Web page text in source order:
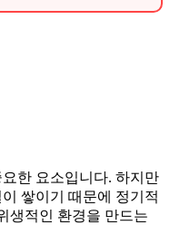
한 요소입니다. 하지만
쌓이기 때문에 정기적
생적인 환경을 만드는